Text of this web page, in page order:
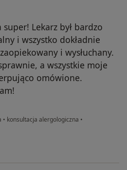
super! Lekarz był bardzo
i wszystko dokładnie
i wysłuchany.
a wszystkie moje
omówione.
• konsultacja alergologiczna •